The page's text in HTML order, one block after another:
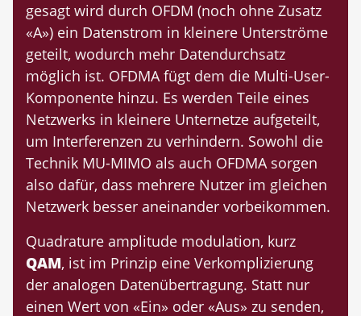
gesagt wird durch OFDM (noch ohne Zusatz
«A») ein Datenstrom in kleinere Unterströme
geteilt, wodurch mehr Datendurchsatz
möglich ist. OFDMA fügt dem die Multi-User-
Komponente hinzu. Es werden Teile eines
Netzwerks in kleinere Unternetze aufgeteilt,
um Interferenzen zu verhindern. Sowohl die
Technik MU-MIMO als auch OFDMA sorgen
also dafür, dass mehrere Nutzer im gleichen
Netzwerk besser aneinander vorbeikommen.
Quadrature amplitude modulation, kurz
QAM, ist im Prinzip eine Verkomplizierung
der analogen Datenübertragung. Statt nur
einen Wert von «Ein» oder «Aus» zu senden,